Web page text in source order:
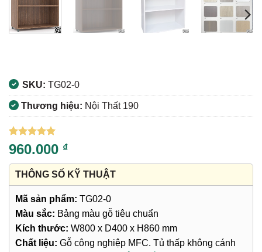
SKU: TG02-0
Thương hiệu: Nội Thất 190
5trên 5
dựa trên
1
đánh giá
960.000 ₫
THÔNG SỐ KỸ THUẬT
Mã sản phẩm: TG02-0
Màu sắc: Bảng màu gỗ tiêu chuẩn
Kích thước: W800 x D400 x H860 mm
Chất liệu: Gỗ công nghiệp MFC. Tủ thấp không cánh